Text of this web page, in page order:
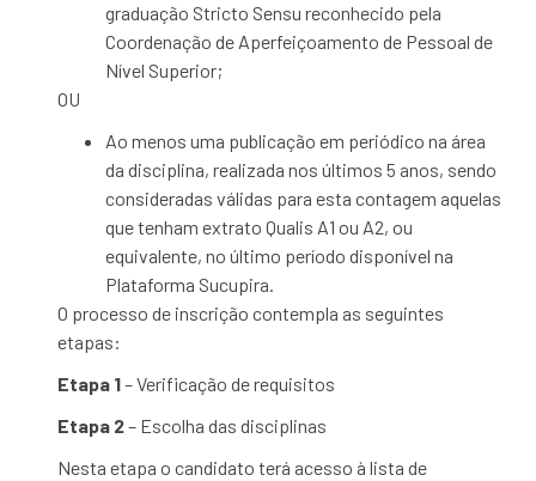
graduação Stricto Sensu reconhecido pela
Coordenação de Aperfeiçoamento de Pessoal de
Nível Superior;
OU
Ao menos uma publicação em periódico na área
da disciplina, realizada nos últimos 5 anos, sendo
consideradas válidas para esta contagem aquelas
que tenham extrato Qualis A1 ou A2, ou
equivalente, no último período disponível na
Plataforma Sucupira.
O processo de inscrição contempla as seguintes
etapas:
Etapa 1– Verificação de requisitos
Etapa 2– Escolha das disciplinas
Nesta etapa o candidato terá acesso à lista de